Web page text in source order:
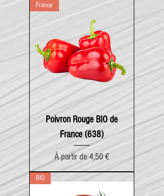
France
Poivron Rouge BIO de
France (638)
À partir de4,50 €
Prix promotionnel
BIO